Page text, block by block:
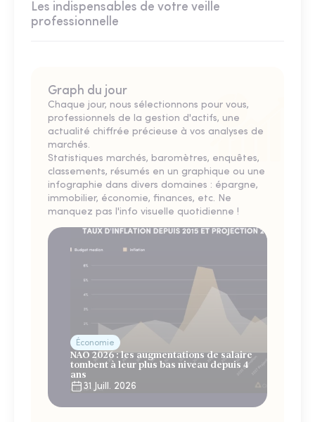
Les indispensables de votre veille
professionnelle
Graph du jour
Chaque jour, nous sélectionnons pour vous,
professionnels de la gestion d'actifs, une
actualité chiffrée précieuse à vos analyses de
marchés.
Statistiques marchés, baromètres, enquêtes,
classements, résumés en un graphique ou une
infographie dans divers domaines : épargne,
immobilier, économie, finances, etc. Ne
manquez pas l'info visuelle quotidienne !
Économie
NAO 2026 : les augmentations de salaire
tombent à leur plus bas niveau depuis 4
ans
31 Juill. 2026